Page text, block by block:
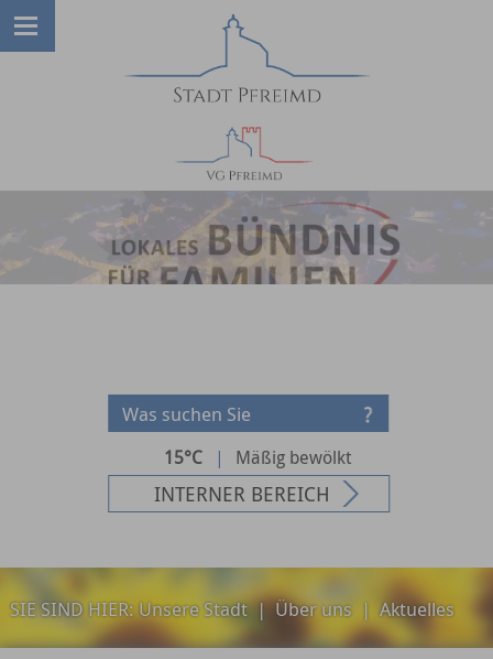
15°C | Mäßig bewölkt
INTERNER BEREICH
SIE SIND HIER:Unsere Stadt|Über uns| Aktuelles